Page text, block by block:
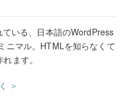
いる、日本語のWordPress
ニマル。HTMLを知らなくて
ます。
＞